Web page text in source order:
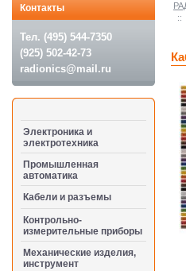
::
Контакты
Тел. (495) 544-7350
(925) 502-42-73
radionics@mail.ru
Электроника и
электротехника
Промышленная
автоматика
Кабели и разъемы
Контрольно-
измерительные приборы
Механические изделия,
инструмент